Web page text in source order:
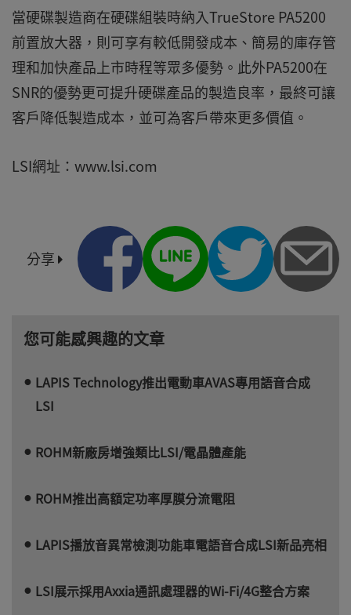
當硬碟製造商在硬碟組裝時納入TrueStore PA5200
前置放大器，則可享有較低開發成本、簡易的庫存管
理和加快產品上市時程等眾多優勢。此外PA5200在
SNR的優勢更可提升硬碟產品的製造良率，最終可讓
客戶降低製造成本，並可為客戶帶來更多價值。
LSI網址：www.lsi.com
分享
您可能感興趣的文章
LAPIS Technology推出電動車AVAS專用語音合成
LSI
ROHM新廠房增強類比LSI/電晶體產能
ROHM推出高額定功率厚膜分流電阻
LAPIS播放音異常檢測功能車電語音合成LSI新品亮相
LSI展示採用Axxia通訊處理器的Wi-Fi/4G整合方案